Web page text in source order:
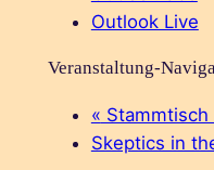
Outlook Live
Veranstaltung-
« Stammtisch
Skeptics in